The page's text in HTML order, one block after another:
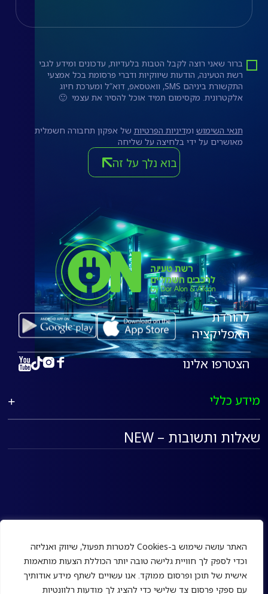
האתר עושה שימוש ב-Cookies למטרות תפעול, שיווק ואנליזה
וכדי לספק לך חוויית גלישה טובה יותר הכוללת הצעות מותאמות
אישית של תוכן ופרסום ממוקד. אנו עשויים לשתף מידע אודותיך
עם ספקי פרסום צד שלישי כדי להציג לך מודעות רלוונטיות
ברור שאני רוצה לקבל הטבות בלעדיות, עדכונים ומידע לגבי
רשת הטעינה, הודעות שיווקיות ודברי פרסומת בכל אמצעי
התקשורת ביניהם SMS, וואטסאפ, דוא”ל ומערכת חיוג
אלקטרונית. מקסימום תמיד אוכל להסיר את עצמי 🙂
תנאי השימוש ומדיניות הפרטיות של אפקון תחבורה חשמלית
מאושרים על ידי בלחיצה על שליחה
בוא נלך על זה
להורדת
האפליקציה
הצטרפו אלינו
מידע כללי
שאלות ותשובות – NEW